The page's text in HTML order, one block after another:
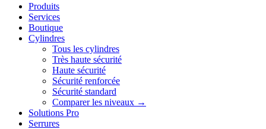
Produits
Services
Boutique
Cylindres
Tous les cylindres
Très haute sécurité
Haute sécurité
Sécurité renforcée
Sécurité standard
Comparer les niveaux →
Solutions Pro
Serrures